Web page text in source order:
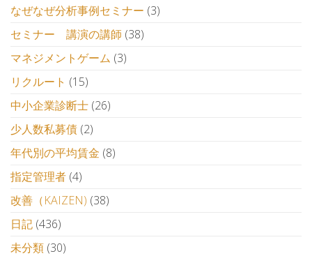
なぜなぜ分析事例セミナー (3)
セミナー 講演の講師 (38)
マネジメントゲーム (3)
リクルート (15)
中小企業診断士 (26)
少人数私募債 (2)
年代別の平均賃金 (8)
指定管理者 (4)
改善（KAIZEN) (38)
日記 (436)
未分類 (30)